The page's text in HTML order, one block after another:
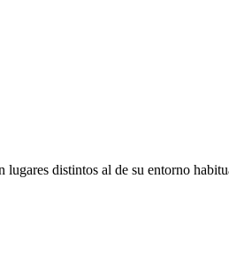
lugares distintos al de su entorno